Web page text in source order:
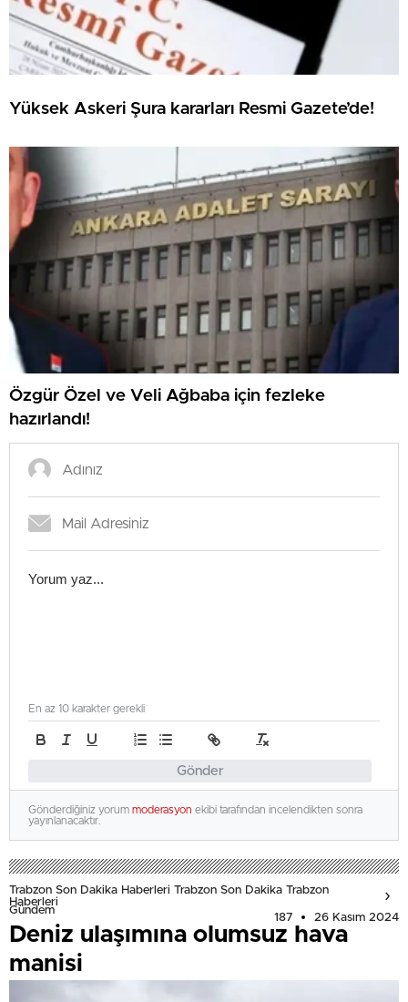
Yüksek Askeri Şura kararları Resmi Gazete’de!
Özgür Özel ve Veli Ağbaba için fezleke
hazırlandı!
Gönder
En az 10 karakter gerekli
Gönderdiğiniz yorum moderasyon ekibi tarafından incelendikten sonra
yayınlanacaktır.
Trabzon Son Dakika Haberleri Trabzon Son Dakika Trabzon
Haberleri
Gündem
187 26 Kasım 2024
Deniz ulaşımına olumsuz hava
manisi